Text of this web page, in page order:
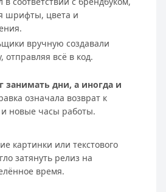
шрифты, цвета и
вручную создавали
отправляя всё в код.
занимать дни, а иногда и
означала возврат к
и новые часы работы.
картинки или текстового
затянуть релиз на
время.